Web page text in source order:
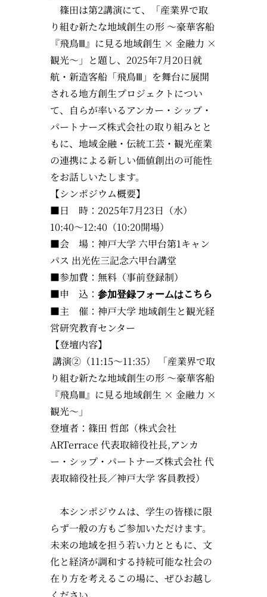
篠田は第2講演にて、「産業界で取
り組む新たな地域創生の形 ～豪華客船
『飛鳥Ⅲ』に見る地域創生 × 金融力 ×
観光～」と題し、2025年7月20日就
航・新造客船「飛鳥Ⅲ」を舞台に展開
される地方創生プロジェクトについ
て、自らが率いるアンカー・シップ・
パートナーズ株式会社の取り組みとと
もに、地域金融・伝統工芸・観光産業
の連携による新しい価値創出の可能性
をお話しいたします。
【シンポジウム概要】
■日 時：2025年7月23日（水）
10:40〜12:40（10:20開場）
■会 場：神戸大学 六甲台第1キャン
パス 出光佐三記念六甲台講堂
■参加費：無料（事前登録制）
■申 込： 参加登録フォームは こちら
■主 催：神戸大学 地域創生と観光経
営研究教育センター
【登壇内容】
講演②（11:15〜11:35） 「産業界で取
り組む新たな地域創生の形 ～豪華客船
『飛鳥Ⅲ』に見る地域創生 × 金融力 ×
観光～」
登壇者：篠田 哲郎（株式会社
ARTerrace 代表取締役社長,アンカ
ー・シップ・パートナーズ株式会社 代
表取締役社長／神戸大学 客員教授）
本シンポジウムは、学生の皆様に限
らず一般の方もご参加いただけます。
未来の地域を担う若い力とともに、文
化と経済が調和する持続可能な社会の
在り方を考えるこの場に、ぜひお越し